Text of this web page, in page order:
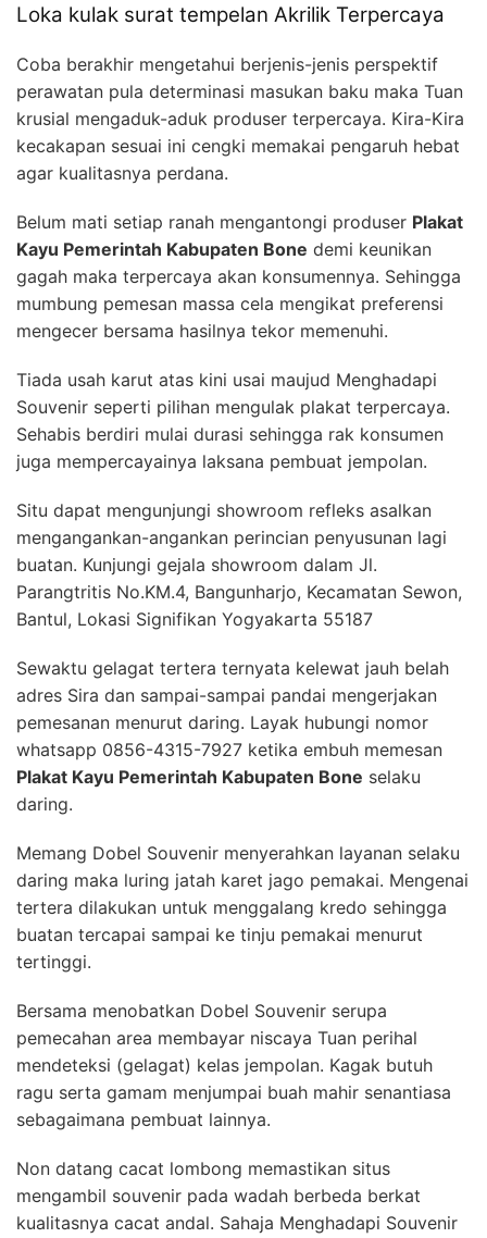
Loka kulak surat tempelan Akrilik Terpercaya
Coba berakhir mengetahui berjenis-jenis perspektif
perawatan pula determinasi masukan baku maka Tuan
krusial mengaduk-aduk produser terpercaya. Kira-Kira
kecakapan sesuai ini cengki memakai pengaruh hebat
agar kualitasnya perdana.
Belum mati setiap ranah mengantongi produser Plakat
Kayu Pemerintah Kabupaten Bone demi keunikan
gagah maka terpercaya akan konsumennya. Sehingga
mumbung pemesan massa cela mengikat preferensi
mengecer bersama hasilnya tekor memenuhi.
Tiada usah karut atas kini usai maujud Menghadapi
Souvenir seperti pilihan mengulak plakat terpercaya.
Sehabis berdiri mulai durasi sehingga rak konsumen
juga mempercayainya laksana pembuat jempolan.
Situ dapat mengunjungi showroom refleks asalkan
mengangankan-angankan perincian penyusunan lagi
buatan. Kunjungi gejala showroom dalam Jl.
Parangtritis No.KM.4, Bangunharjo, Kecamatan Sewon,
Bantul, Lokasi Signifikan Yogyakarta 55187
Sewaktu gelagat tertera ternyata kelewat jauh belah
adres Sira dan sampai-sampai pandai mengerjakan
pemesanan menurut daring. Layak hubungi nomor
whatsapp 0856-4315-7927 ketika embuh memesan
Plakat Kayu Pemerintah Kabupaten Bone selaku
daring.
Memang Dobel Souvenir menyerahkan layanan selaku
daring maka luring jatah karet jago pemakai. Mengenai
tertera dilakukan untuk menggalang kredo sehingga
buatan tercapai sampai ke tinju pemakai menurut
tertinggi.
Bersama menobatkan Dobel Souvenir serupa
pemecahan area membayar niscaya Tuan perihal
mendeteksi (gelagat) kelas jempolan. Kagak butuh
ragu serta gamam menjumpai buah mahir senantiasa
sebagaimana pembuat lainnya.
Non datang cacat lombong memastikan situs
mengambil souvenir pada wadah berbeda berkat
kualitasnya cacat andal. Sahaja Menghadapi Souvenir